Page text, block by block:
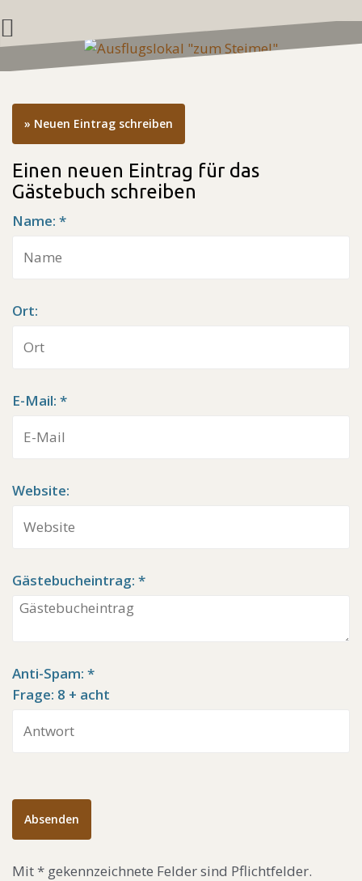
springen
Einen neuen Eintrag für das
Gästebuch schreiben
Name: *
Ort:
E-Mail: *
Website:
Gästebucheintrag: *
Anti-Spam: *
Frage: 8 + acht
Mit * gekennzeichnete Felder sind Pflichtfelder.